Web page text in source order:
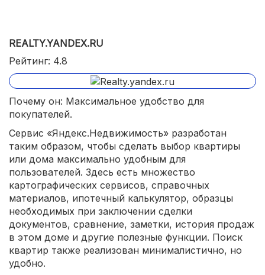
REALTY.YANDEX.RU
Рейтинг: 4.8
Почему он: Максимальное удобство для
покупателей.
Сервис «Яндекс.Недвижимость» разработан
таким образом, чтобы сделать выбор квартиры
или дома максимально удобным для
пользователей. Здесь есть множество
картографических сервисов, справочных
материалов, ипотечный калькулятор, образцы
необходимых при заключении сделки
документов, сравнение, заметки, история продаж
в этом доме и другие полезные функции. Поиск
квартир также реализован минималистично, но
удобно.